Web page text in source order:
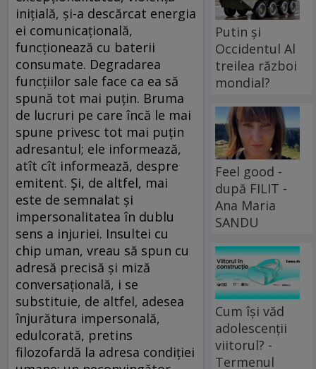
inițială, și-a descărcat energia
ei comunicațională,
funcționează cu baterii
consumate. Degradarea
funcțiilor sale face ca ea să
spună tot mai puțin. Bruma
de lucruri pe care încă le mai
spune privesc tot mai puțin
adresantul; ele informează,
atît cît informează, despre
emitent. Și, de altfel, mai
este de semnalat și
impersonalitatea în dublu
sens a injuriei. Insultei cu
chip uman, vreau să spun cu
adresă precisă și miză
conversațională, i se
substituie, de altfel, adesea
înjurătura impersonală,
edulcorată, pretins
filozofardă la adresa condiției
Putin și
Occidentul Al
treilea război
mondial?
Feel good -
după FILIT -
Ana Maria
SANDU
Cum își văd
adolescenții
viitorul? -
Termenul